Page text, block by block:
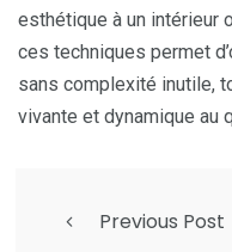
esthétique à un intérieur
ces techniques permet
sans complexité inutile,
vivante et dynamique au
Previous Post